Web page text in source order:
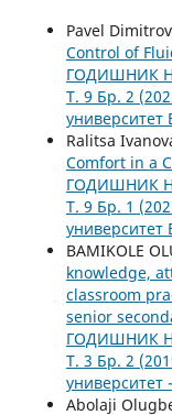
Pavel
Control of
ГОДИШНИК
Т. 9 Бр. 2
университет
Ralitsa
Comfort in a
ГОДИШНИК
Т. 9 Бр. 1
университет
BAMIKOLE
knowledge,
classroom
senior
ГОДИШНИК
Т. 3 Бр. 2
университет
Abolaji